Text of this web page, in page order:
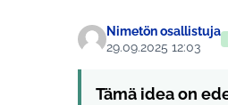
Nimetön osallistuja
29.09.2025 12:03
Tämä idea on